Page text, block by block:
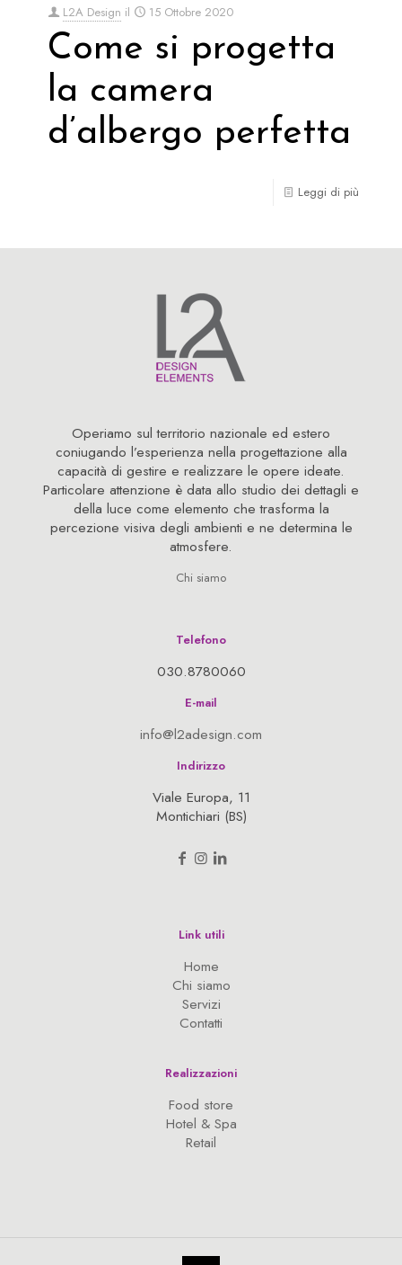
L2A Design il 15 Ottobre 2020
Come si progetta
la camera
d’albergo perfetta
Leggi di più
Operiamo sul territorio nazionale ed estero
coniugando l’esperienza nella progettazione alla
capacità di gestire e realizzare le opere ideate.
Particolare attenzione è data allo studio dei dettagli e
della luce come elemento che trasforma la
percezione visiva degli ambienti e ne determina le
atmosfere.
Chi siamo
Telefono
030.8780060
E-mail
info@l2adesign.com
Indirizzo
Viale Europa, 11
Montichiari (BS)
Link utili
Home
Chi siamo
Servizi
Contatti
Realizzazioni
Food store
Hotel & Spa
Retail